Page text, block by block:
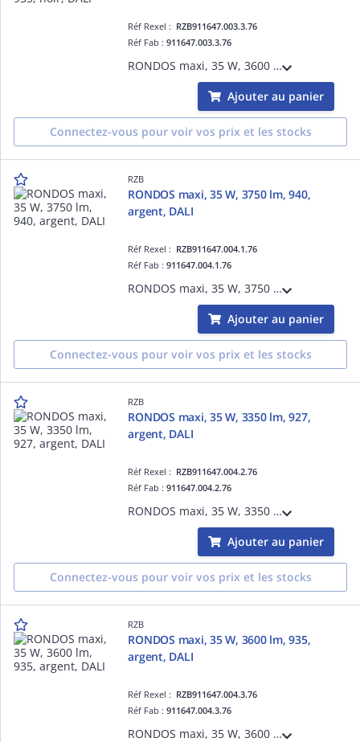
Réf Rexel : RZB911647.003.3.76
Réf Fab :911647.003.3.76
RONDOS maxi, 35 W, 3600 lm, 935, noir, DALI, Projecteurs à encastrer, D 178 H 3 HEL 140, 31°
Ajouter au panier
Connectez-vous pour voir vos prix et les stocks
RZB
RONDOS maxi, 35 W, 3750 lm, 940,
argent, DALI
Réf Rexel : RZB911647.004.1.76
Réf Fab :911647.004.1.76
RONDOS maxi, 35 W, 3750 lm, 940, argent, DALI, Projecteurs à encastrer, D 178 H 3 HEL 140, 31°
Ajouter au panier
Connectez-vous pour voir vos prix et les stocks
RZB
RONDOS maxi, 35 W, 3350 lm, 927,
argent, DALI
Réf Rexel : RZB911647.004.2.76
Réf Fab :911647.004.2.76
RONDOS maxi, 35 W, 3350 lm, 927, argent, DALI, Projecteurs à encastrer, D 178 H 3 HEL 140, 31°
Ajouter au panier
Connectez-vous pour voir vos prix et les stocks
RZB
RONDOS maxi, 35 W, 3600 lm, 935,
argent, DALI
Réf Rexel : RZB911647.004.3.76
Réf Fab :911647.004.3.76
RONDOS maxi, 35 W, 3600 lm, 935, argent, DALI, Projecteurs à encastrer, D 178 H 3 HEL 140, 31°